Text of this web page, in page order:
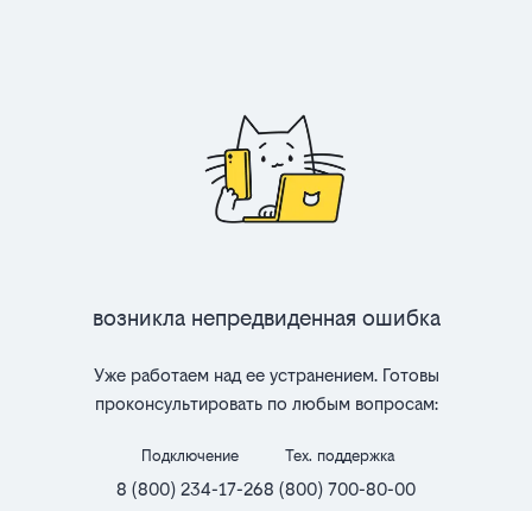
Возникла непредвиденная ошибка
Уже работаем над ее устранением. Готовы
проконсультировать по любым вопросам:
Подключение
8 (800) 234-17-26
Тех. поддержка
8 (800) 700-80-00